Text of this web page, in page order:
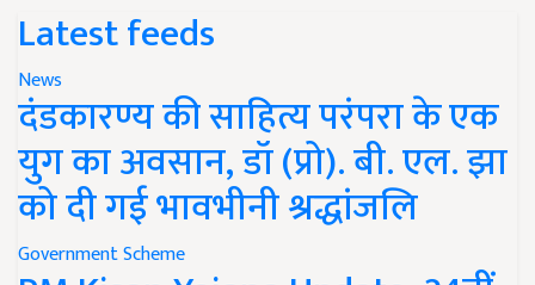
Latest feeds
News
दंडकारण्य की साहित्य परंपरा के एक
युग का अवसान, डॉ (प्रो). बी. एल. झा
को दी गई भावभीनी श्रद्धांजलि
Government Scheme